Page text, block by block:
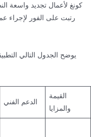
كونغ لأعمال تجديد واسعة
رتبت على الفور لإجراء
يوضح الجدول التالي
الدعم الفني
القيمة
والمزايا